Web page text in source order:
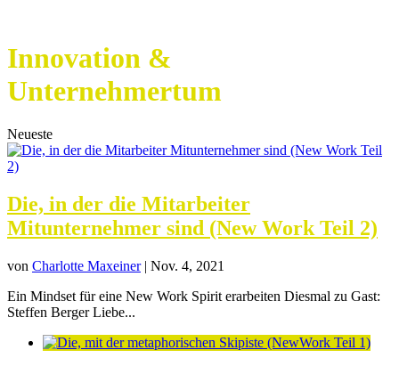
Innovation &
Unternehmertum
Neueste
Die, in der die Mitarbeiter
Mitunternehmer sind (New Work Teil 2)
von Charlotte Maxeiner| Nov. 4, 2021
Ein Mindset für eine New Work Spirit erarbeiten Diesmal zu Gast:
Steffen Berger Liebe...